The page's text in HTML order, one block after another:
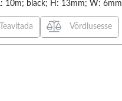
4.5MM (1)
10m; black; H: 13mm; W: 6mm
Teavitada Võrdlusesse